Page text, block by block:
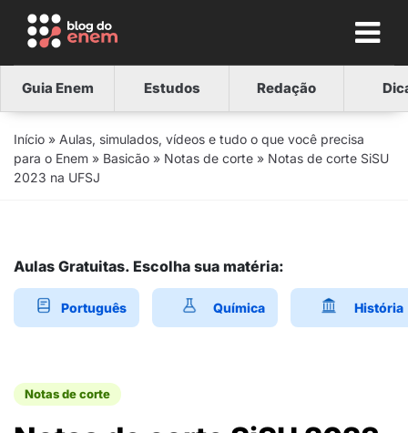
Guia Enem Estudos Redação
Início » Aulas, simulados, vídeos e tudo o que você precisa
para o Enem » Basicão » Notas de corte » Notas de corte SiSU
2023 na UFSJ
Aulas Gratuitas. Escolha sua matéria:
Português Química História
Notas de corte